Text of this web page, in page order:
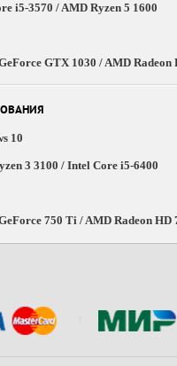
i5-3570 / AMD Ryzen 5 1600
GTX 1030 / AMD Radeon
10
3 3100 / Intel Core i5-6400
750 Ti / AMD Radeon HD